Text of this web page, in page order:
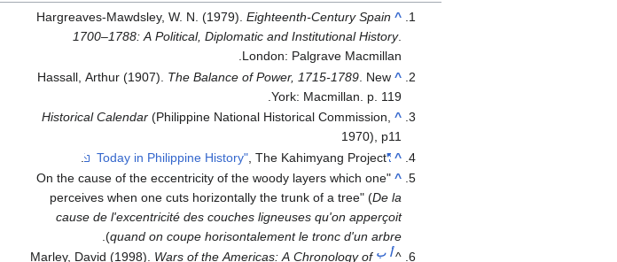
^
Hargreaves-Mawdsley, W. N. (1979).Eighteenth-Century Spain
1700–1788: A Political, Diplomatic and Institutional History.
London: Palgrave Macmillan.
^
Hassall, Arthur (1907). The Balance of Power, 1715-1789 . New
York: Macmillan. p. 119.
^
Historical Calendar (Philippine National Historical Commission,
1970), p11
^
"Today in Philippine History"
, The Kahimyang Project.
^
"On the cause of the eccentricity of the woody layers which one
perceives when one cuts horizontally the trunk of a tree" (De la
cause de l'excentricité des couches ligneuses qu'on apperçoit
quand on coupe horisontalement le tronc d'un arbre
).
^أ ب Marley, David (1998). Wars of the Americas: A Chronology of